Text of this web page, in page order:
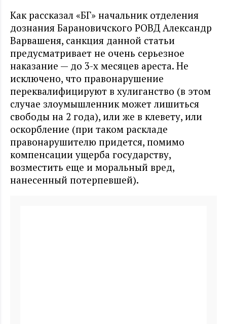
Как рассказал «БГ» начальник отделения
дознания Барановичского РОВД Александр
Варвашеня, санкция данной статьи
предусматривает не очень серьезное
наказание — до 3-х месяцев ареста. Не
исключено, что правонарушение
переквалифицируют в хулиганство (в этом
случае злоумышленник может лишиться
свободы на 2 года), или же в клевету, или
оскорбление (при таком раскладе
правонарушителю придется, помимо
компенсации ущерба государству,
возместить еще и моральный вред,
нанесенный потерпевшей).